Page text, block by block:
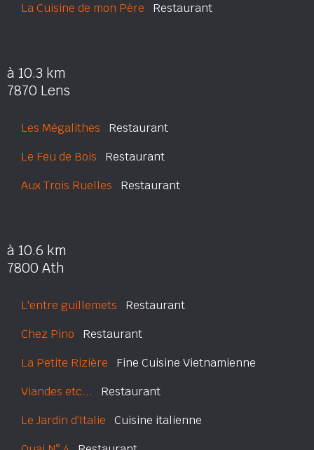
La Cuisine de mon Père Restaurant
à 10.3 km
7870 Lens
Les Mégalithes Restaurant
Le Feu de Bois Restaurant
Aux Trois Ruelles Restaurant
à 10.6 km
7800 Ath
L'entre guillemets Restaurant
Chez Pino Restaurant
La Petite Rizière Fine Cuisine Vietnamienne
Viandes etc... Restaurant
Le Jardin d'Italie Cuisine italienne